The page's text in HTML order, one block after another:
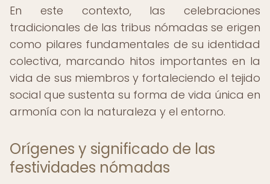
En este contexto, las celebraciones
tradicionales de las tribus nómadas se erigen
como pilares fundamentales de su identidad
colectiva, marcando hitos importantes en la
vida de sus miembros y fortaleciendo el tejido
social que sustenta su forma de vida única en
armonía con la naturaleza y el entorno.
Orígenes y significado de las
festividades nómadas